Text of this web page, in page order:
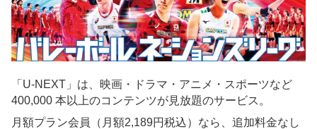
「U-NEXT」は、映画・ドラマ・アニメ・スポーツなど
400,000 本以上のコンテンツが見放題のサービス。
月額プラン会員（月額2,189円税込）なら、追加料金なし